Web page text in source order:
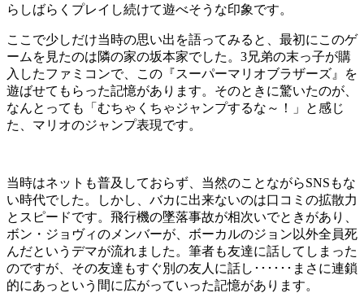
らしばらくプレイし続けて遊べそうな印象です。
ここで少しだけ当時の思い出を語ってみると、最初にこのゲ
ームを見たのは隣の家の坂本家でした。3兄弟の末っ子が購
入したファミコンで、この『スーパーマリオブラザーズ』を
遊ばせてもらった記憶があります。そのときに驚いたのが、
なんとっても「むちゃくちゃジャンプするな～！」と感じ
た、マリオのジャンプ表現です。
当時はネットも普及しておらず、当然のことながらSNSもな
い時代でした。しかし、バカに出来ないのは口コミの拡散力
とスピードです。飛行機の墜落事故が相次いでときがあり、
ボン・ジョヴィのメンバーが、ボーカルのジョン以外全員死
んだというデマが流れました。筆者も友達に話してしまった
のですが、その友達もすぐ別の友人に話し･･････まさに連鎖
的にあっという間に広がっていった記憶があります。